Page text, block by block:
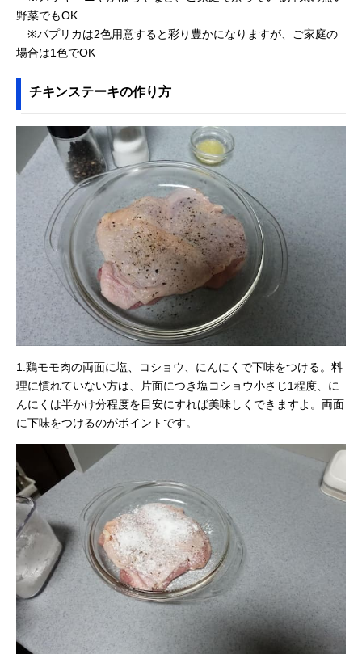
野菜でもOK
※パプリカは2色用意すると彩り豊かになりますが、ご家庭の
場合は1色でOK
チキンステーキの作り方
1.鶏モモ肉の両面に塩、コショウ、にんにくで下味をつける。料
理に慣れていない方は、片面につき塩コショウ小さじ1程度、に
んにくは半かけ分程度を目安にすれば美味しくできますよ。両面
に下味をつけるのがポイントです。